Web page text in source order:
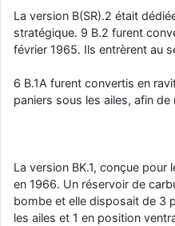
La version B(SR).2 était
stratégique. 9 B.2 furent
février 1965. Ils entrèrent au
6 B.1A furent convertis en
paniers sous les ailes, afin
La version BK.1, conçue pour
en 1966. Un réservoir de
bombe et elle disposait de 3
les ailes et 1 en position